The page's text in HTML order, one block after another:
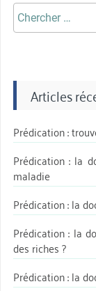
Chercher
aprè:
Articles
Prédication :
Prédication : la
maladie
Prédication : la
Prédication : la
des riches ?
Prédication : la